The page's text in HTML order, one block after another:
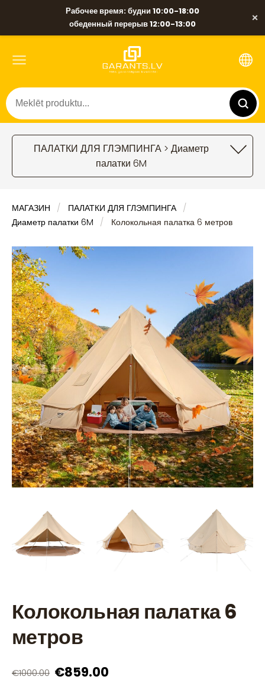
Рабочее время: будни 10:00-18:00
обеденный перерыв 12:00-13:00
×
ПАЛАТКИ ДЛЯ ГЛЭМПИНГА > Диаметр
палатки 6M
МАГАЗИН
ПАЛАТКИ ДЛЯ ГЛЭМПИНГА
Диаметр палатки 6M
Колокольная палатка 6 метров
Колокольная палатка 6
метров
€1000.00 €859.00